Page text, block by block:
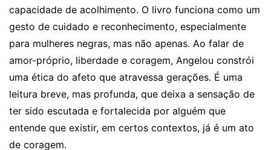
capacidade de acolhimento. O livro funciona como um
gesto de cuidado e reconhecimento, especialmente
para mulheres negras, mas não apenas. Ao falar de
amor-próprio, liberdade e coragem, Angelou constrói
uma ética do afeto que atravessa gerações. É uma
leitura breve, mas profunda, que deixa a sensação de
ter sido escutada e fortalecida por alguém que
entende que existir, em certos contextos, já é um ato
de coragem.